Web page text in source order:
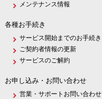
メンテナンス情報
各種お手続き
サービス開始までのお手続き
ご契約者情報の更新
サービスのご解約
お申し込み・お問い合わせ
営業・サポートお問い合わせ